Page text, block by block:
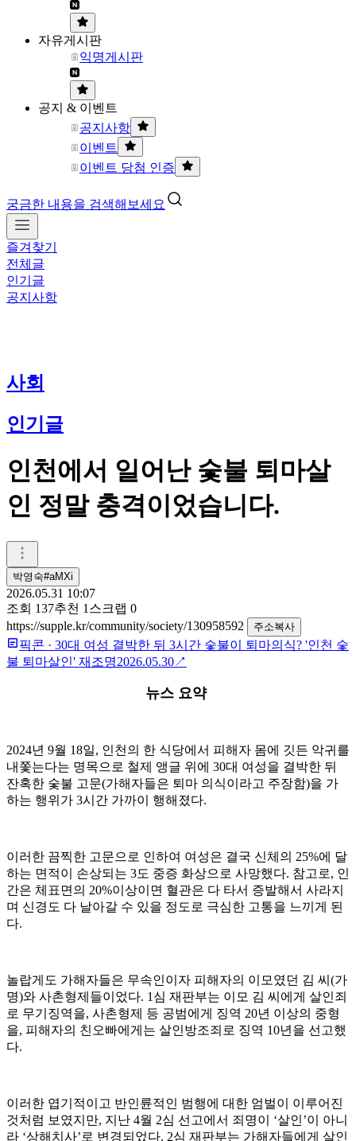
자유게시판
익명게시판
공지 & 이벤트
공지사항
이벤트
이벤트 당첨 인증
궁금한 내용을 검색해보세요
즐겨찾기
전체글
인기글
공지사항
사회
인기글
인천에서 일어난 숯불 퇴마살
인 정말 충격이었습니다.
박영숙#aMXi
2026.05.31 10:07
조회 137추천 1 스크랩 0
https://supple.kr/community/society/130958592
주소복사
픽콘 · 30대 여성 결박한 뒤 3시간 숯불이 퇴마의식? '인천 숯
불 퇴마살인' 재조명2026.05.30↗
뉴스 요약
2024년 9월 18일, 인천의 한 식당에서 피해자 몸에 깃든 악귀를
내쫓는다는 명목으로 철제 앵글 위에 30대 여성을 결박한 뒤
잔혹한 숯불 고문(가해자들은 퇴마 의식이라고 주장함)을 가
하는 행위가 3시간 가까이 행해졌다.
이러한 끔찍한 고문으로 인하여 여성은 결국 신체의 25%에 달
하는 면적이 손상되는 3도 중증 화상으로 사망했다. 참고로, 인
간은 체표면의 20%이상이면 혈관은 다 타서 증발해서 사라지
며 신경도 다 날아갈 수 있을 정도로 극심한 고통을 느끼게 된
다.
놀랍게도 가해자들은 무속인이자 피해자의 이모였던 김 씨(가
명)와 사촌형제들이었다. 1심 재판부는 이모 김 씨에게 살인죄
로 무기징역을, 사촌형제 등 공범에게 징역 20년 이상의 중형
을, 피해자의 친오빠에게는 살인방조죄로 징역 10년을 선고했
다.
이러한 엽기적이고 반인륜적인 범행에 대한 엄벌이 이루어진
것처럼 보였지만, 지난 4월 2심 선고에서 죄명이 ‘살인’이 아니
라 ‘상해치사’로 변경되었다. 2심 재판부는 가해자들에게 살인